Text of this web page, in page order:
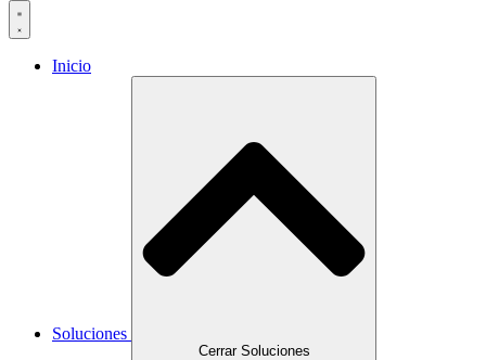
Inicio
Soluciones
Cerrar Soluciones